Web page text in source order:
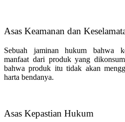
Asas Keamanan dan
Sebuah jaminan hukum bahwa
manfaat dari produk yang
bahwa produk itu tidak akan
harta bendanya.
Asas Kepastian Hukum